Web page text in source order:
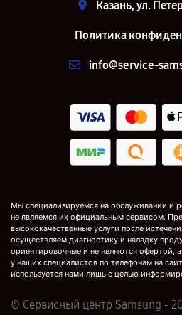
Казань, ул.
Политика
info@service-
Мы специализируемся на обслуживании и
не являемся их официальным сервисом.
высококачественные услуги после
осуществляем диагностику и наладку
ориентировочные и не являются офертой,
у наших специалистов по телефонам на
используется нами лишь с целью
© Сервисный центр Samsung -